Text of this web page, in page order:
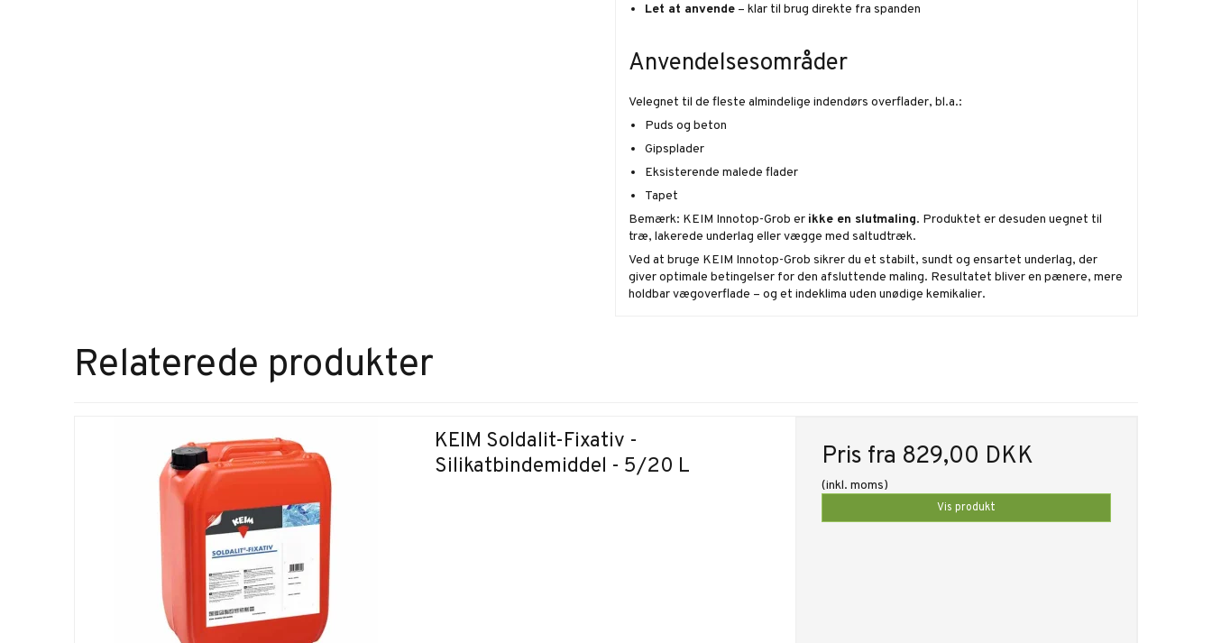
Let at anvende– klar til brug direkte fra spanden
Anvendelsesområder
Velegnet til de fleste almindelige indendørs overflader, bl.a.:
Puds og beton
Gipsplader
Eksisterende malede flader
Tapet
Bemærk: KEIM Innotop-Grob er ikke en slutmaling. Produktet er desuden uegnet til
træ, lakerede underlag eller vægge med saltudtræk.
Ved at bruge KEIM Innotop-Grob sikrer du et stabilt, sundt og ensartet underlag, der
giver optimale betingelser for den afsluttende maling. Resultatet bliver en pænere, mere
holdbar vægoverflade – og et indeklima uden unødige kemikalier.
Relaterede produkter
KEIM Soldalit-Fixativ -
Silikatbindemiddel - 5/20 L
Pris fra 829,00 DKK
(inkl. moms)
Vis produkt